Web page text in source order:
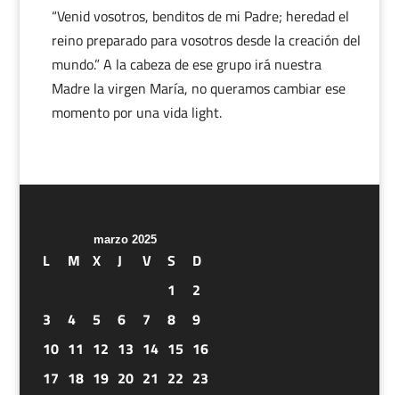
“Venid vosotros, benditos de mi Padre; heredad el
reino preparado para vosotros desde la creación del
mundo.” A la cabeza de ese grupo irá nuestra
Madre la virgen María, no queramos cambiar ese
momento por una vida light.
marzo 2025
L M X J V S
D
1
2
3
4 5 6 7 8
9
10 11 12 13 14 15 16
17 18 19 20 21 22 23